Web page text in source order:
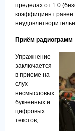
пределах от 1.0
коэффициент равен
Приём радиограмм
Упражнение
заключается
в приеме на
слух
несмысловых
буквенных и
цифровых
текстов,